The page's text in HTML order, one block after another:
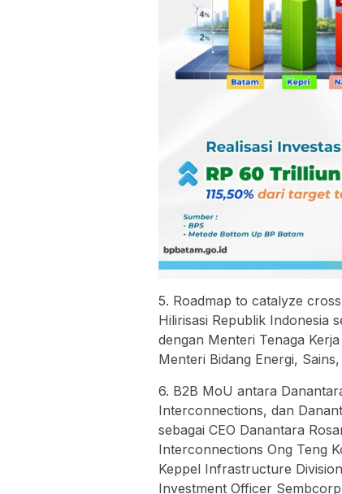
5. Roadmap to catalyze
Hilirisasi Republik Indonesia
dengan Menteri Tenaga
Menteri Bidang Energi,
6. B2B MoU antara
Interconnections, dan
sebagai CEO Danantara
Interconnections Ong Teng
Keppel Infrastructure
Investment Officer